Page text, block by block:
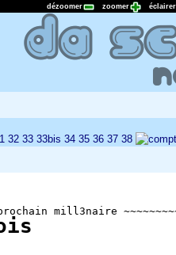
dézoomer zoomer éclairer
32 33 33bis 34 35 36 37 38
mill3naire